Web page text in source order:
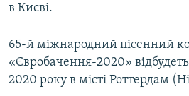
в Києві.
65-й міжнародний пісенний
«Євробачення-2020»
2020 року в місті Роттердам